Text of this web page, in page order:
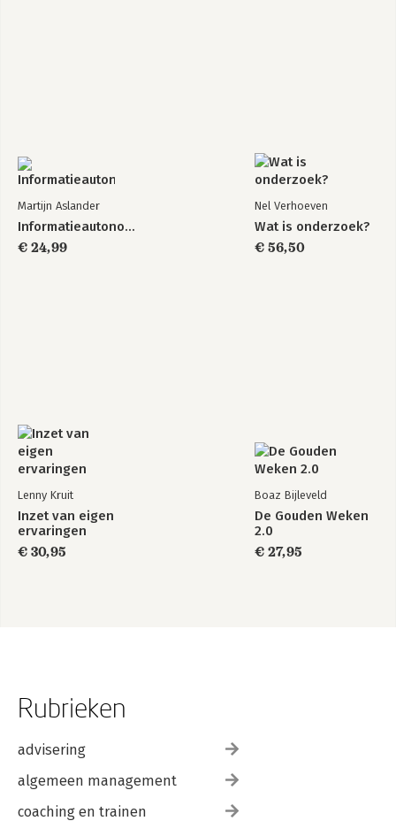
Martijn Aslander
Informatieautonomie
€ 24,99
Nel Verhoeven
Wat is onderzoek?
€ 56,50
Lenny Kruit
Inzet van eigen
ervaringen
€ 30,95
Boaz Bijleveld
De Gouden Weken
2.0
€ 27,95
Rubrieken
advisering
algemeen management
coaching en trainen